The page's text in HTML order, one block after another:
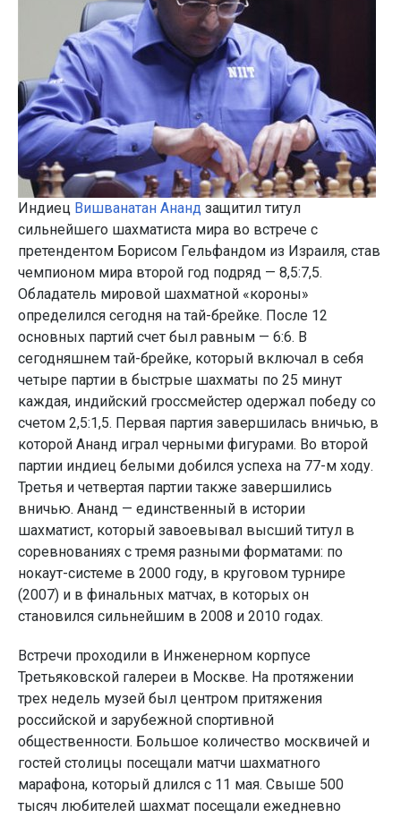
Индиец Вишванатан Ананд защитил титул
сильнейшего шахматиста мира во встрече с
претендентом Борисом Гельфандом из Израиля, став
чемпионом мира второй год подряд — 8,5:7,5.
Обладатель мировой шахматной «короны»
определился сегодня на тай-брейке. После 12
основных партий счет был равным — 6:6. В
сегодняшнем тай-брейке, который включал в себя
четыре партии в быстрые шахматы по 25 минут
каждая, индийский гроссмейстер одержал победу со
счетом 2,5:1,5. Первая партия завершилась вничью, в
которой Ананд играл черными фигурами. Во второй
партии индиец белыми добился успеха на 77-м ходу.
Третья и четвертая партии также завершились
вничью. Ананд — единственный в истории
шахматист, который завоевывал высший титул в
соревнованиях с тремя разными форматами: по
нокаут-системе в 2000 году, в круговом турнире
(2007) и в финальных матчах, в которых он
становился сильнейшим в 2008 и 2010 годах.
Встречи проходили в Инженерном корпусе
Третьяковской галереи в Москве. На протяжении
трех недель музей был центром притяжения
российской и зарубежной спортивной
общественности. Большое количество москвичей и
гостей столицы посещали матчи шахматного
марафона, который длился с 11 мая. Свыше 500
тысяч любителей шахмат посещали ежедневно